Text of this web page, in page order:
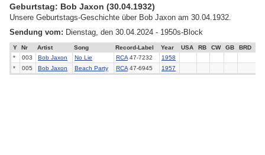
Geburtstag: Bob Jaxon (30.04.1932)
Unsere Geburtstags-Geschichte über Bob Jaxon am 30.04.1932.
Sendung vom: Dienstag, den 30.04.2024 - 1950s-Block
Y Nr Artist Song Record-Label Year USA RB CW GB
BRD
*
003 Bob Jaxon No Lie RCA47-7232
1958
*
005 Bob Jaxon Beach Party RCA47-6945 1957